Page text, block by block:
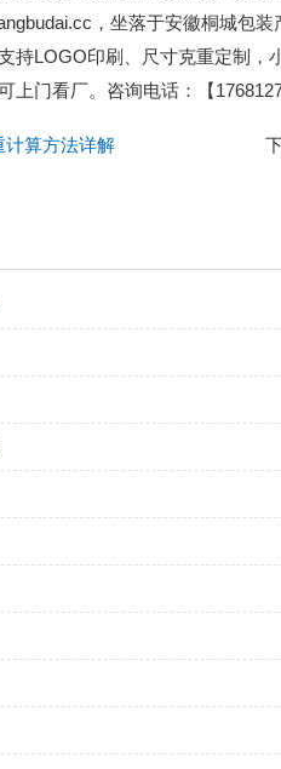
，坐落于安徽桐城包
持LOGO印刷、尺寸克重定制
门看厂。咨询电话：【
计算方法详解